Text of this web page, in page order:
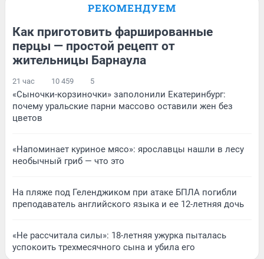
РЕКОМЕНДУЕМ
Как приготовить фаршированные
перцы — простой рецепт от
жительницы Барнаула
21 час 10 459 5
«Сыночки-корзиночки» заполонили Екатеринбург:
почему уральские парни массово оставили жен без
цветов
«Напоминает куриное мясо»: ярославцы нашли в лесу
необычный гриб — что это
На пляже под Геленджиком при атаке БПЛА погибли
преподаватель английского языка и ее 12-летняя дочь
«Не рассчитала силы»: 18-летняя ужурка пыталась
успокоить трехмесячного сына и убила его